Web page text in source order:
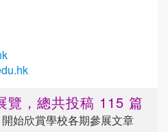
覽，總共投稿 115 篇
始欣賞學校各期參展文章